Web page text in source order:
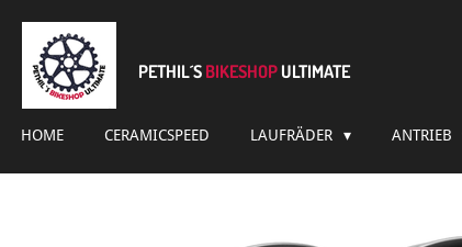
Zum
Hauptinhalt
springen
PETHIL´S BIKESHOP ULTIMATE
HOME CERAMICSPEED LAUFRÄDER ANTRIEB